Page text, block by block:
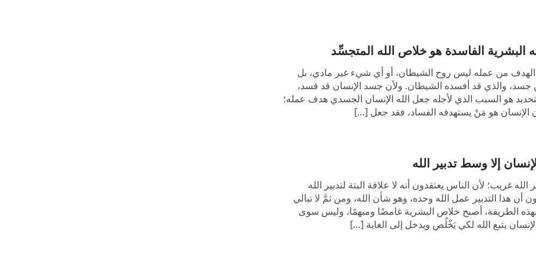
إسرائيل الذين تبعوه خارج مصر أثناء عصر
يكن لها علاقة بالمصريين؛ إذ كانت تهدف لتقييد
حيث إن مراعاتهم للسبت من عدمه، واحترامهم
إلى ذلك: كانت هي المبادئ التي من خلالها يُحكم
نار يهوه، وبعضهم رُجم حتى الموت، وبعضهم
من عدمها. أما أولئك الذين لم يراعوا السبت
هذه الأشياء جميعًا موضع إشادة من يهوه. لقد
ولا يتمردوا ضده إذ يقودهم في حياتهم.
تحت السيطرة، وهو الجنس الذي سيرسي
العمل الذي قام به يهوه، أُطلق على أول عصر
البشرية الفاسدة هو خلاص الله المتجسِّد
الهدف من عمله ليس روح الشيطان، أو أي شيء غير مادي، بل
جسد، والذي قد أفسده الشيطان. ولأن جسد الإنسان قد فسد،
هو السبب الذي لأجله جعل الله الإنسان الجسدي هدف عمله؛
الإنسان هو مَنْ يستهدفه الفساد، فقد جعل […]
إلا وسط تدبير الله
غريب؛ لأن الناس يعتقدون أنه لا علاقة البتة لتدبير الله
أن هذا التدبير عمل الله وحده، وهو شأن الله، ومن ثمَّ لا تبالي
بهذه الطريقة، أصبح خلاص البشرية غامضًا ومبهمًا، وليس سوى
يتبع الله لكي يَخْلُص ويدخل إلى الغاية […]